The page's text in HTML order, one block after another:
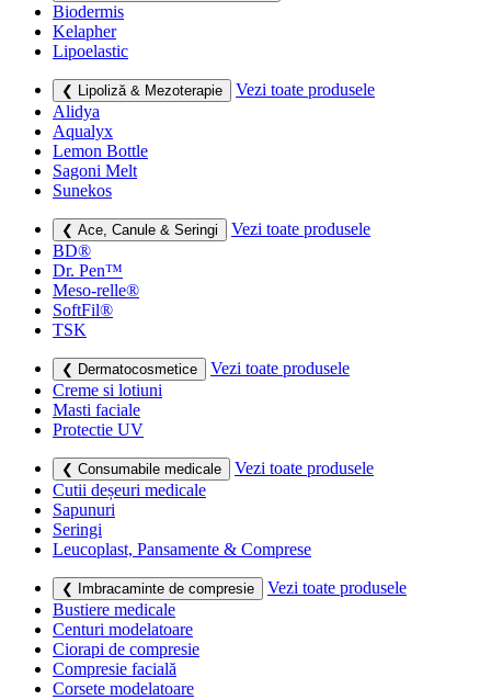
Biodermis
Kelapher
Lipoelastic
❮ Lipoliză & Mezoterapie
Vezi toate produsele
Alidya
Aqualyx
Lemon Bottle
Sagoni Melt
Sunekos
❮ Ace, Canule & Seringi
Vezi toate produsele
BD®
Dr. Pen™
Meso-relle®
SoftFil®
TSK
❮ Dermatocosmetice
Vezi toate produsele
Creme si lotiuni
Masti faciale
Protectie UV
❮ Consumabile medicale
Vezi toate produsele
Cutii deșeuri medicale
Sapunuri
Seringi
Leucoplast, Pansamente & Comprese
❮ Imbracaminte de compresie
Vezi toate produsele
Bustiere medicale
Centuri modelatoare
Ciorapi de compresie
Compresie facială
Corsete modelatoare